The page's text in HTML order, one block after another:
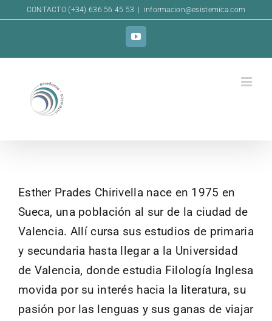
CONTACTO (+34) 636 56 45 53 informacion@esistemica.com
YouTube
Esther Prades Chirivella nace en 1975 en
Sueca, una población al sur de la ciudad de
Valencia. Allí cursa sus estudios de primaria
y secundaria hasta llegar a la Universidad
de Valencia, donde estudia Filología Inglesa
movida por su interés hacia la literatura, su
pasión por las lenguas y sus ganas de viajar